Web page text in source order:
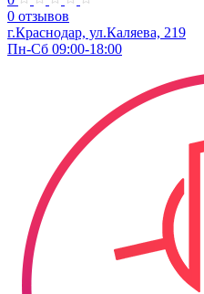
0 отзывов
г.Краснодар, ул.Каляева, 219
Пн-Сб 09:00-18:00